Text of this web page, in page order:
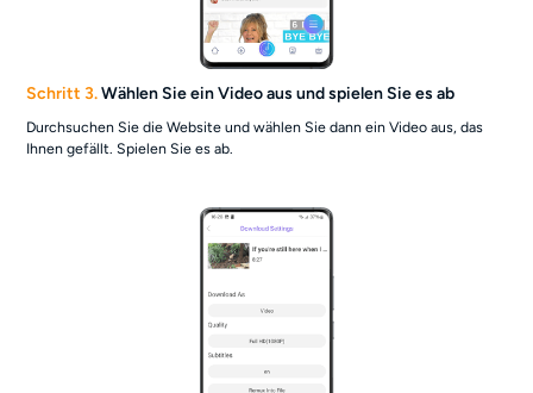
Schritt 3.Wählen Sie ein Video aus und spielen Sie es ab
Durchsuchen Sie die Website und wählen Sie dann ein Video aus, das
Ihnen gefällt. Spielen Sie es ab.